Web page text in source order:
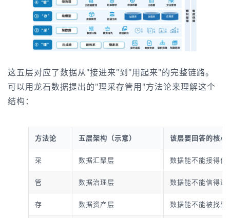
这五层对应了数据从"接进来"到"用起来"的完整链路。
可以用龙石数据提出的"理采存管用"方法论来理解这个
结构：
方法论 五层架构（示意） 该层要回答的核心
采 数据汇聚层 数据能不能接得
管 数据治理层 数据能不能信得
存 数据资产层 数据能不能被找